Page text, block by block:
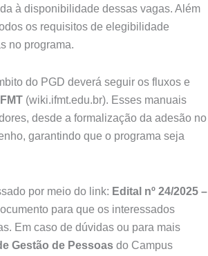
à disponibilidade dessas vagas. Além
os requisitos de elegibilidade
no programa.
do PGD deverá seguir os fluxos e
(wiki.ifmt.edu.br). Esses manuais
desde a formalização da adesão no
garantindo que o programa seja
por meio do link: Edital nº 24/2025 –
para que os interessados
Em caso de dúvidas ou para mais
Gestão de Pessoas do Campus